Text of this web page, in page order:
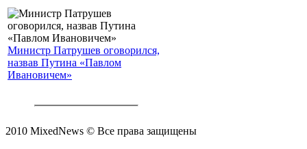
Министр Патрушев оговорился,
назвав Путина «Павлом
Ивановичем»
2010 MixedNews © Все права защищены